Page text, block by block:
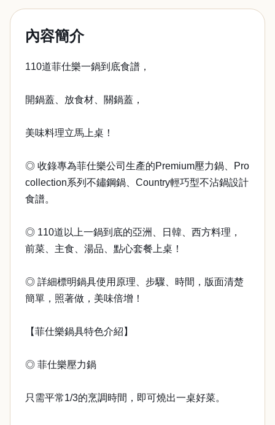
內容簡介
110道菲仕樂一鍋到底食譜，
開鍋蓋、放食材、關鍋蓋，
美味料理立馬上桌！
◎ 收錄專為菲仕樂公司生產的Premium壓力鍋、Pro
collection系列不鏽鋼鍋、Country輕巧型不沾鍋設計
食譜。
◎ 110道以上一鍋到底的亞洲、日韓、西方料理，
前菜、主食、湯品、點心套餐上桌！
◎ 詳細標明鍋具使用原理、步驟、時間，版面清楚
簡單，照著做，美味倍增！
【菲仕樂鍋具特色介紹】
◎ 菲仕樂壓力鍋
只需平常1/3的烹調時間，即可燒出一桌好菜。